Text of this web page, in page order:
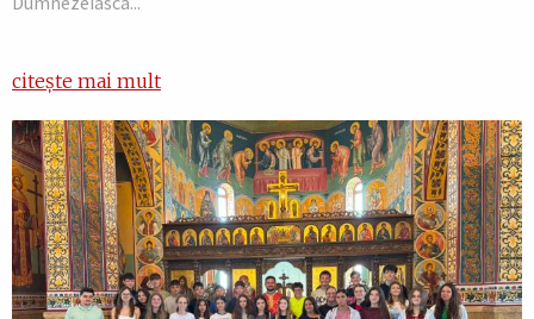
citește mai mult